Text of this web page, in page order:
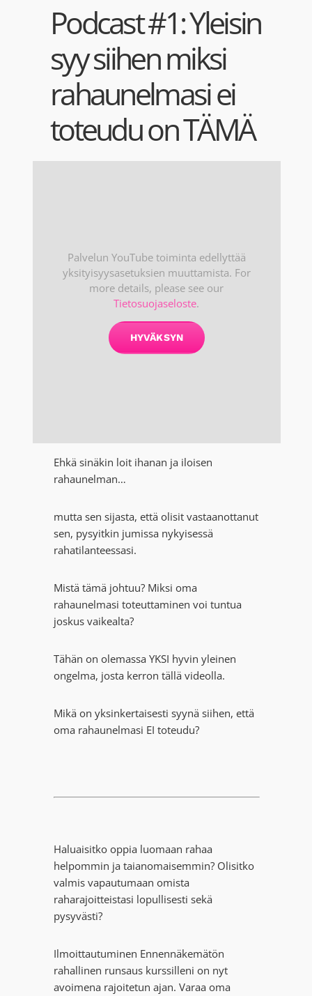
Podcast #1: Yleisin
syy siihen miksi
rahaunelmasi ei
toteudu on TÄMÄ
Palvelun YouTube toiminta edellyttää
yksityisyysasetuksien muuttamista. For
more details, please see our
Tietosuojaseloste.
HYVÄKSYN
Ehkä sinäkin loit ihanan ja iloisen
rahaunelman…
mutta sen sijasta, että olisit vastaanottanut
sen, pysyitkin jumissa nykyisessä
rahatilanteessasi.
Mistä tämä johtuu? Miksi oma
rahaunelmasi toteuttaminen voi tuntua
joskus vaikealta?
Tähän on olemassa YKSI hyvin yleinen
ongelma, josta kerron tällä videolla.
Mikä on yksinkertaisesti syynä siihen, että
oma rahaunelmasi EI toteudu?
Haluaisitko oppia luomaan rahaa
helpommin ja taianomaisemmin? Olisitko
valmis vapautumaan omista
raharajoitteistasi lopullisesti sekä
pysyvästi?
Ilmoittautuminen Ennennäkemätön
rahallinen runsaus kurssilleni on nyt
avoimena rajoitetun ajan. Varaa oma